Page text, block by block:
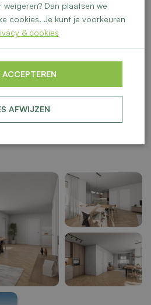
Dan plaatsen we
cookies. Je kunt je voorkeuren
& cookies
AFWIJZEN